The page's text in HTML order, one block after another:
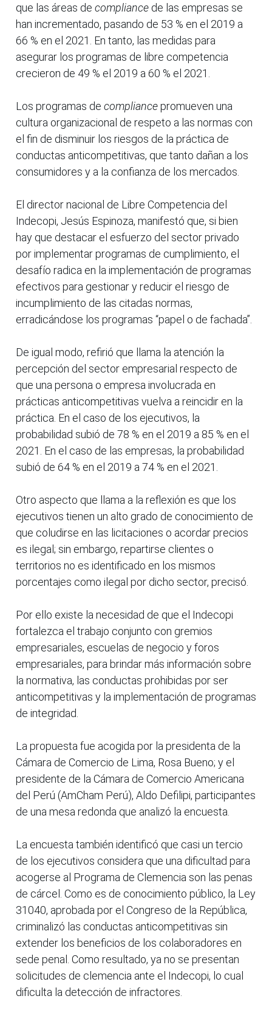
que las áreas de compliance de las empresas se
han incrementado, pasando de 53 % en el 2019 a
66 % en el 2021. En tanto, las medidas para
asegurar los programas de libre competencia
crecieron de 49 % el 2019 a 60 % el 2021.
Los programas de compliancepromueven una
cultura organizacional de respeto a las normas con
el fin de disminuir los riesgos de la práctica de
conductas anticompetitivas, que tanto dañan a los
consumidores y a la confianza de los mercados.
El director nacional de Libre Competencia del
Indecopi, Jesús Espinoza, manifestó que, si bien
hay que destacar el esfuerzo del sector privado
por implementar programas de cumplimiento, el
desafío radica en la implementación de programas
efectivos para gestionar y reducir el riesgo de
incumplimiento de las citadas normas,
erradicándose los programas “papel o de fachada”.
De igual modo, refirió que llama la atención la
percepción del sector empresarial respecto de
que una persona o empresa involucrada en
prácticas anticompetitivas vuelva a reincidir en la
práctica. En el caso de los ejecutivos, la
probabilidad subió de 78 % en el 2019 a 85 % en el
2021. En el caso de las empresas, la probabilidad
subió de 64 % en el 2019 a 74 % en el 2021.
Otro aspecto que llama a la reflexión es que los
ejecutivos tienen un alto grado de conocimiento de
que coludirse en las licitaciones o acordar precios
es ilegal; sin embargo, repartirse clientes o
territorios no es identificado en los mismos
porcentajes como ilegal por dicho sector, precisó.
Por ello existe la necesidad de que el Indecopi
fortalezca el trabajo conjunto con gremios
empresariales, escuelas de negocio y foros
empresariales, para brindar más información sobre
la normativa, las conductas prohibidas por ser
anticompetitivas y la implementación de programas
de integridad.
La propuesta fue acogida por la presidenta de la
Cámara de Comercio de Lima, Rosa Bueno; y el
presidente de la Cámara de Comercio Americana
del Perú (AmCham Perú), Aldo Defilipi, participantes
de una mesa redonda que analizó la encuesta.
La encuesta también identificó que casi un tercio
de los ejecutivos considera que una dificultad para
acogerse al Programa de Clemencia son las penas
de cárcel. Como es de conocimiento público, la Ley
31040, aprobada por el Congreso de la República,
criminalizó las conductas anticompetitivas sin
extender los beneficios de los colaboradores en
sede penal. Como resultado, ya no se presentan
solicitudes de clemencia ante el Indecopi, lo cual
dificulta la detección de infractores.